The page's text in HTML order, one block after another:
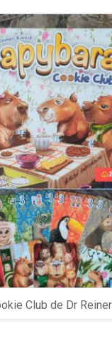
Club de Dr